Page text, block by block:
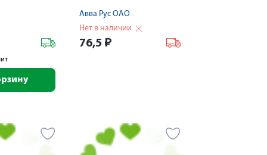
Авва Рус ОАО
Нет в наличии
76,5 ₽